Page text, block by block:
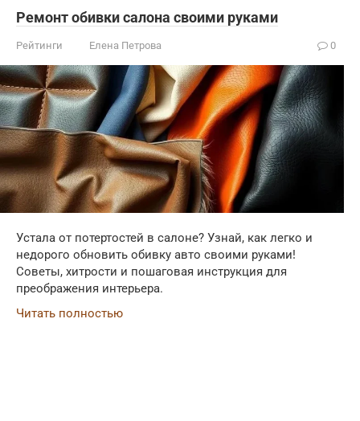
Ремонт обивки салона своими руками
Рейтинги Елена Петрова 0
Устала от потертостей в салоне? Узнай, как легко и
недорого обновить обивку авто своими руками!
Советы, хитрости и пошаговая инструкция для
преображения интерьера.
Читать полностью